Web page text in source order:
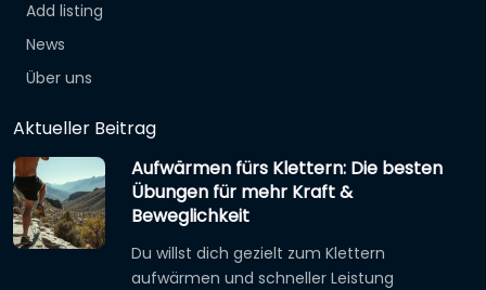
Add listing
News
Über uns
Aktueller Beitrag
Aufwärmen fürs Klettern: Die besten
Übungen für mehr Kraft &
Beweglichkeit
Du willst dich gezielt zum Klettern
aufwärmen und schneller Leistung